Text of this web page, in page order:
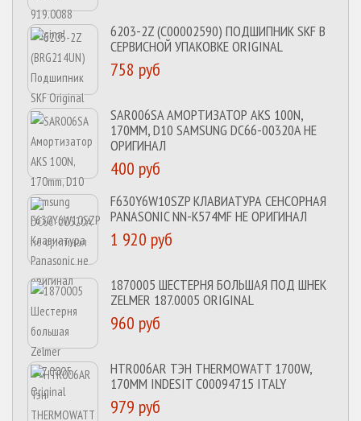
6203-2Z (C00002590) ПОДШИПНИК SKF В
СЕРВИСНОЙ УПАКОВКЕ ORIGINAL
758 руб
SAR006SA АМОРТИЗАТОР AKS 100N,
170MM, D10 SAMSUNG DC66-00320A НЕ
ОРИГИНАЛ
400 руб
F630Y6W10SZP КЛАВИАТУРА СЕНСОРНАЯ
PANASONIC NN-K574MF НЕ ОРИГИНАЛ
1 920 руб
1870005 ШЕСТЕРНЯ БОЛЬШАЯ ПОД ШНЕК
ZELMER 187.0005 ORIGINAL
960 руб
HTR006AR ТЭН THERMOWATT 1700W,
170MM INDESIT C00094715 ITALY
979 руб